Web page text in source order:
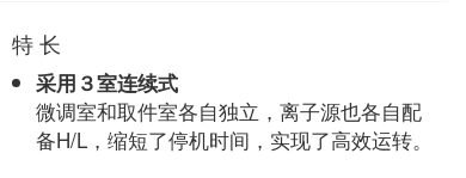
特 长
采用３室连续式
微调室和取件室各自独立，离子源也各自配
备H/L，缩短了停机时间，实现了高效运转。